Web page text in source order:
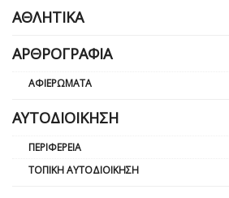
ΑΘΛΗΤΙΚΆ
ΑΡΘΡΟΓΡΑΦΊΑ
ΑΦΙΕΡΏΜΑΤΑ
ΑΥΤΟΔΙΟΊΚΗΣΗ
ΠΕΡΙΦΈΡΕΙΑ
ΤΟΠΙΚΉ ΑΥΤΟΔΙΟΊΚΗΣΗ